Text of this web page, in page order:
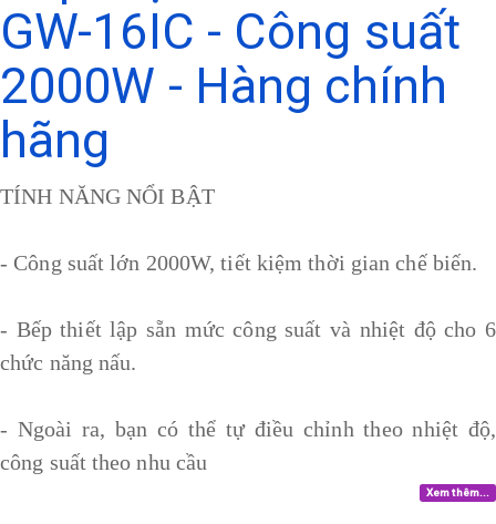
GW-16IC - Công suất
2000W - Hàng chính
hãng
TÍNH NĂNG NỔI BẬT
- Công suất lớn 2000W, tiết kiệm thời gian chế biến.
- Bếp thiết lập sẵn mức công suất và nhiệt độ cho 6
chức năng nấu.
- Ngoài ra, bạn có thể tự điều chỉnh theo nhiệt độ,
công suất theo nhu cầu
Xem thêm...